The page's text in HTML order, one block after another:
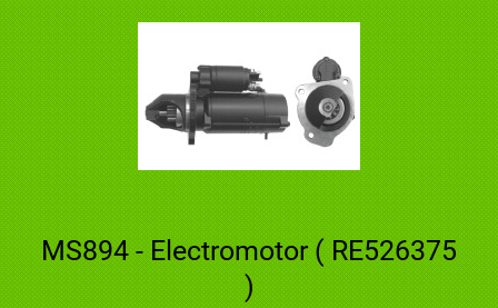
MS894 - Electromotor ( RE526375
)